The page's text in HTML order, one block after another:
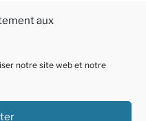
aux
notre site web et notre